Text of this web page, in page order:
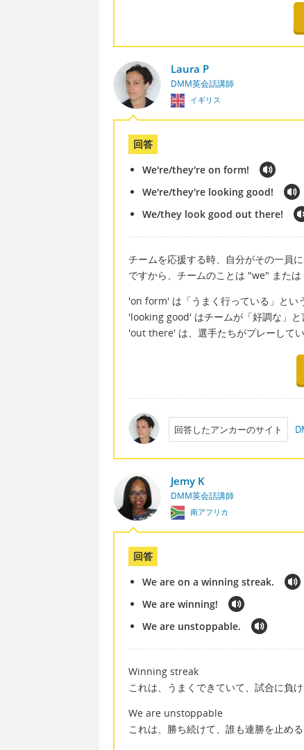
Laura P
DMM英会話講師
イギリス
回答
We're/they're on form!
We're/they're looking good!
We/they look good out there!
チームを応援する時、自分がその一員
ですから、チームのことは "we" または
'on form' は「うまく行っている」とい
'looking good' はチームが「好調な」と
'out there' は、選手たちがプレーして
回答したアンカーのサイト
Jemy K
DMM英会話講師
南アフリカ
回答
We are on a winning streak.
We are winning!
We are unstoppable.
Winning streak
これは、うまくできていて、試合に負
We are unstoppable
これは、勝ち続けて、誰も連勝を止め